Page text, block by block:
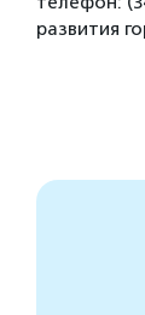
развития